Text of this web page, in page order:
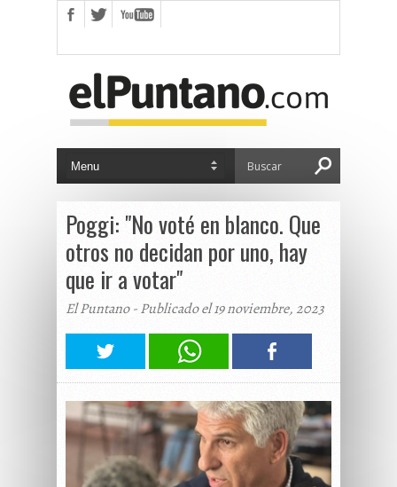
Poggi: "No voté en blanco. Que
otros no decidan por uno, hay
que ir a votar"
El Puntano - Publicado el 19 noviembre, 2023